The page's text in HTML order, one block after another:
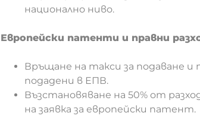
национално ниво.
Европейски патенти и правни
Връщане на такси за подаване и
подадени в ЕПВ.
Възстановяване на 50% от
на заявка за европейски патент.